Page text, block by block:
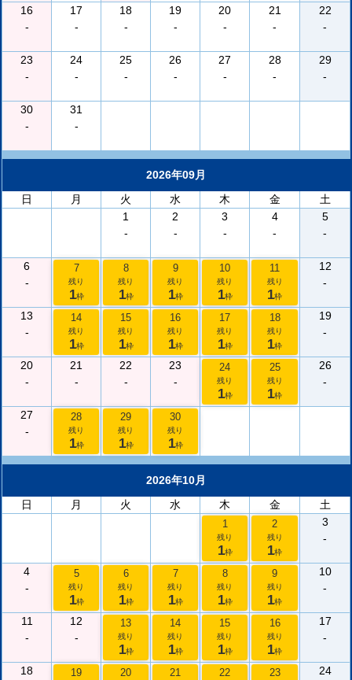
16
-
17
-
18
-
19
-
20
-
21
-
22
-
23
-
24
-
25
-
26
-
27
-
28
-
29
-
30
-
31
-
2026年09月
日
月 火 水 木 金
土
1
-
2
-
3
-
4
-
5
-
6
-
7
残り
1枠
8
残り
1枠
9
残り
1枠
10
残り
1枠
11
残り
1枠
12
-
13
-
14
残り
1枠
15
残り
1枠
16
残り
1枠
17
残り
1枠
18
残り
1枠
19
-
20
-
21
-
22
-
23
-
24
残り
1枠
25
残り
1枠
26
-
27
-
28
残り
1枠
29
残り
1枠
30
残り
1枠
2026年10月
日
月 火 水 木 金 土
1
残り
1枠
2
残り
1枠
3
-
4
-
5
残り
1枠
6
残り
1枠
7
残り
1枠
8
残り
1枠
9
残り
1枠
10
-
11
-
12
-
13
残り
1枠
14
残り
1枠
15
残り
1枠
16
残り
1枠
17
-
18
19 20 21 22 23
24